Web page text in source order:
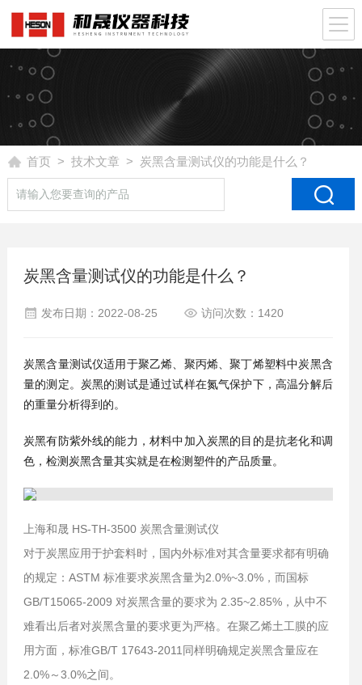
首页 > 技术文章 > 炭黑含量测试仪的功能是什么？
炭黑含量测试仪的功能是什么？
发布日期：2022-08-25 访问次数：1420
炭黑含量测试仪适用于聚乙烯、聚丙烯、聚丁烯塑料中炭黑含
量的测定。炭黑的测试是通过试样在氮气保护下，高温分解后
的重量分析得到的。
炭黑有防紫外线的能力，材料中加入炭黑的目的是抗老化和调
色，检测炭黑含量其实就是在检测塑件的产品质量。
上海和晟 HS-TH-3500 炭黑含量测试仪
对于炭黑应用于护套料时，国内外标准对其含量要求都有明确
的规定：ASTM 标准要求炭黑含量为2.0%~3.0%，而国标
GB/T15065-2009 对炭黑含量的要求为 2.35~2.85%，从中不
难看出后者对炭黑含量的要求更为严格。在聚乙烯土工膜的应
用方面，标准GB/T 17643-2011同样明确规定炭黑含量应在
2.0%～3.0%之间。